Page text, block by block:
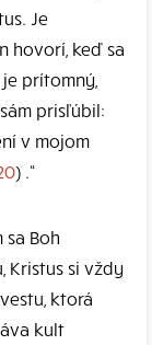
Je
hovorí, keď sa
prítomný,
prisľúbil:
v mojom
) .“
Boh
Kristus si vždy
ktorá
kult